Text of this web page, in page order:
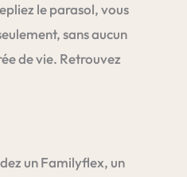
le parasol, vous
sans aucun
de vie. Retrouvez
un Familyflex, un